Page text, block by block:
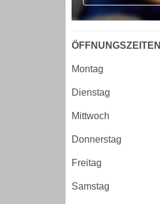
ÖFFNUNGSZEITEN
Montag
Dienstag
Mittwoch
Donnerstag
Freitag
Samstag